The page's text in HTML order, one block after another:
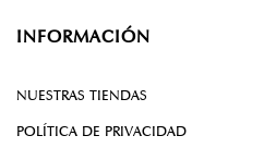
INFORMACIÓN
NUESTRAS TIENDAS
POLÍTICA DE PRIVACIDAD